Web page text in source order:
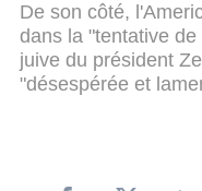
De son côté,
dans la "tentative
juive du président
"désespérée et